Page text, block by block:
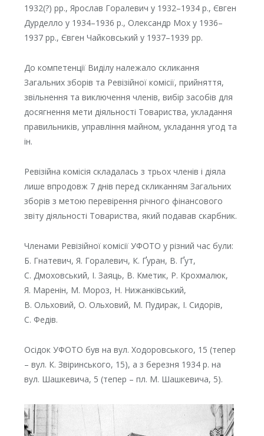
1932(?) рр., Ярослав Горалевич у 1932–1934 р., Євген
Дурделло у 1934–1936 р., Олександр Мох у 1936–
1937 рр., Євген Чайковський у 1937–1939 рр.
До компетенції Виділу належало скликання
Загальних зборів та Ревізійної комісії, прийняття,
звільнення та виключення членів, вибір засобів для
досягнення мети діяльності Товариства, укладання
правильників, управління майном, укладання угод та
ін.
Ревізійна комісія складалась з трьох членів і діяла
лише впродовж 7 днів перед скликанням Загальних
зборів з метою перевірення річного фінансового
звіту діяльності Товариства, який подавав скарбник.
Членами Ревізійної комісії УФОТО у різний час були:
Б. Гнатевич, Я. Горалевич, К. Ґуран, В. Ґут,
С. Дмоховський, І. Заяць, В. Кметик, Р. Крохмалюк,
Я. Маренін, М. Мороз, Н. Нижанківський,
В. Ольховий, О. Ольховий, М. Пудирак, І. Сидорів,
С. Федів.
Осідок УФОТО був на вул. Ходоровського, 15 (тепер
– вул. К. Звіринського, 15), а з березня 1934 р. на
вул. Шашкевича, 5 (тепер – пл. М. Шашкевича, 5).